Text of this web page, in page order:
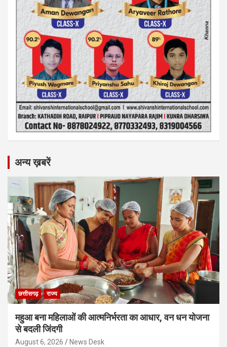
अन्य ख़बरें
छत्तीसगढ़ राज्य
महुआ बना महिलाओं की आत्मनिर्भरता का आधार, वन धन योजना
से बदली जिंदगी
August 6, 2026 News Desk